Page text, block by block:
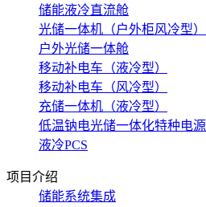
储能液冷直流舱
光储一体机（户外柜风冷型）
户外光储一体舱
移动补电车（液冷型）
移动补电车（风冷型）
充储一体机（液冷型）
低温钠电光储一体化特种电源
液冷PCS
项目介绍
储能系统集成